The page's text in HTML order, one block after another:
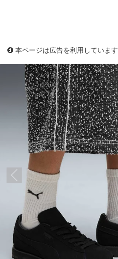
本ページは広告を利用しています